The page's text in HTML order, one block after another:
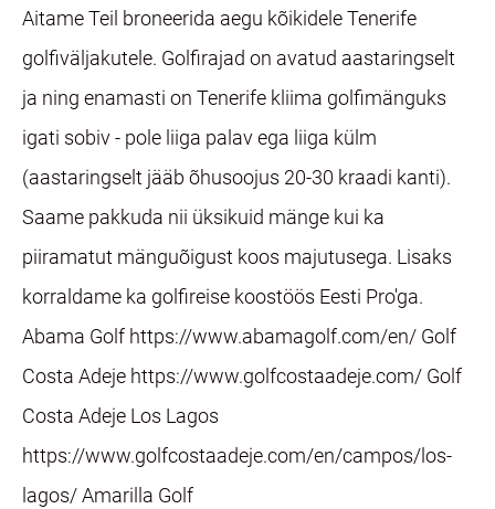
Aitame Teil broneerida aegu kõikidele Tenerife
golfiväljakutele. Golfirajad on avatud aastaringselt
ja ning enamasti on Tenerife kliima golfimänguks
igati sobiv - pole liiga palav ega liiga külm
(aastaringselt jääb õhusoojus 20-30 kraadi kanti).
Saame pakkuda nii üksikuid mänge kui ka
piiramatut mänguõigust koos majutusega. Lisaks
korraldame ka golfireise koostöös Eesti Pro'ga.
Abama Golf https://www.abamagolf.com/en/ Golf
Costa Adeje https://www.golfcostaadeje.com/ Golf
Costa Adeje Los Lagos
https://www.golfcostaadeje.com/en/campos/los-
lagos/ Amarilla Golf